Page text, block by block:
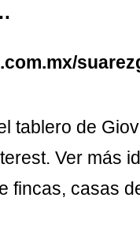
tablero de
Ver más
fincas, casas